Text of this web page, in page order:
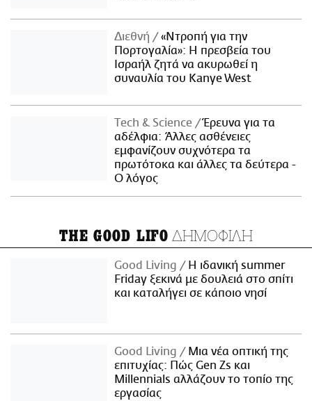
Διεθνή
«Ντροπή για την
Πορτογαλία»: Η πρεσβεία του
Ισραήλ ζητά να ακυρωθεί η
συναυλία του Kanye West
Τech & Science
Έρευνα για τα
αδέλφια: Άλλες ασθένειες
εμφανίζουν συχνότερα τα
πρωτότοκα και άλλες τα δεύτερα -
Ο λόγος
THE GOOD LIFO ΔΗΜΟΦΙΛΗ
Good Living
Η ιδανική summer
Friday ξεκινά με δουλειά στο σπίτι
και καταλήγει σε κάποιο νησί
Good Living
Μια νέα οπτική της
επιτυχίας: Πώς Gen Zs και
Millennials αλλάζουν το τοπίο της
εργασίας